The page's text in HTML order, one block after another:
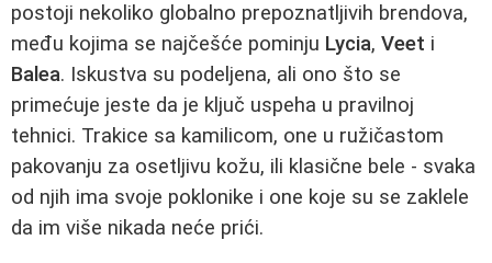
postoji nekoliko globalno prepoznatljivih brendova,
među kojima se najčešće pominju Lycia, Veet i
Balea. Iskustva su podeljena, ali ono što se
primećuje jeste da je ključ uspeha u pravilnoj
tehnici. Trakice sa kamilicom, one u ružičastom
pakovanju za osetljivu kožu, ili klasične bele - svaka
od njih ima svoje poklonike i one koje su se zaklele
da im više nikada neće prići.